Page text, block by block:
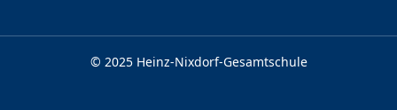
© 2025 Heinz-Nixdorf-Gesamtschule